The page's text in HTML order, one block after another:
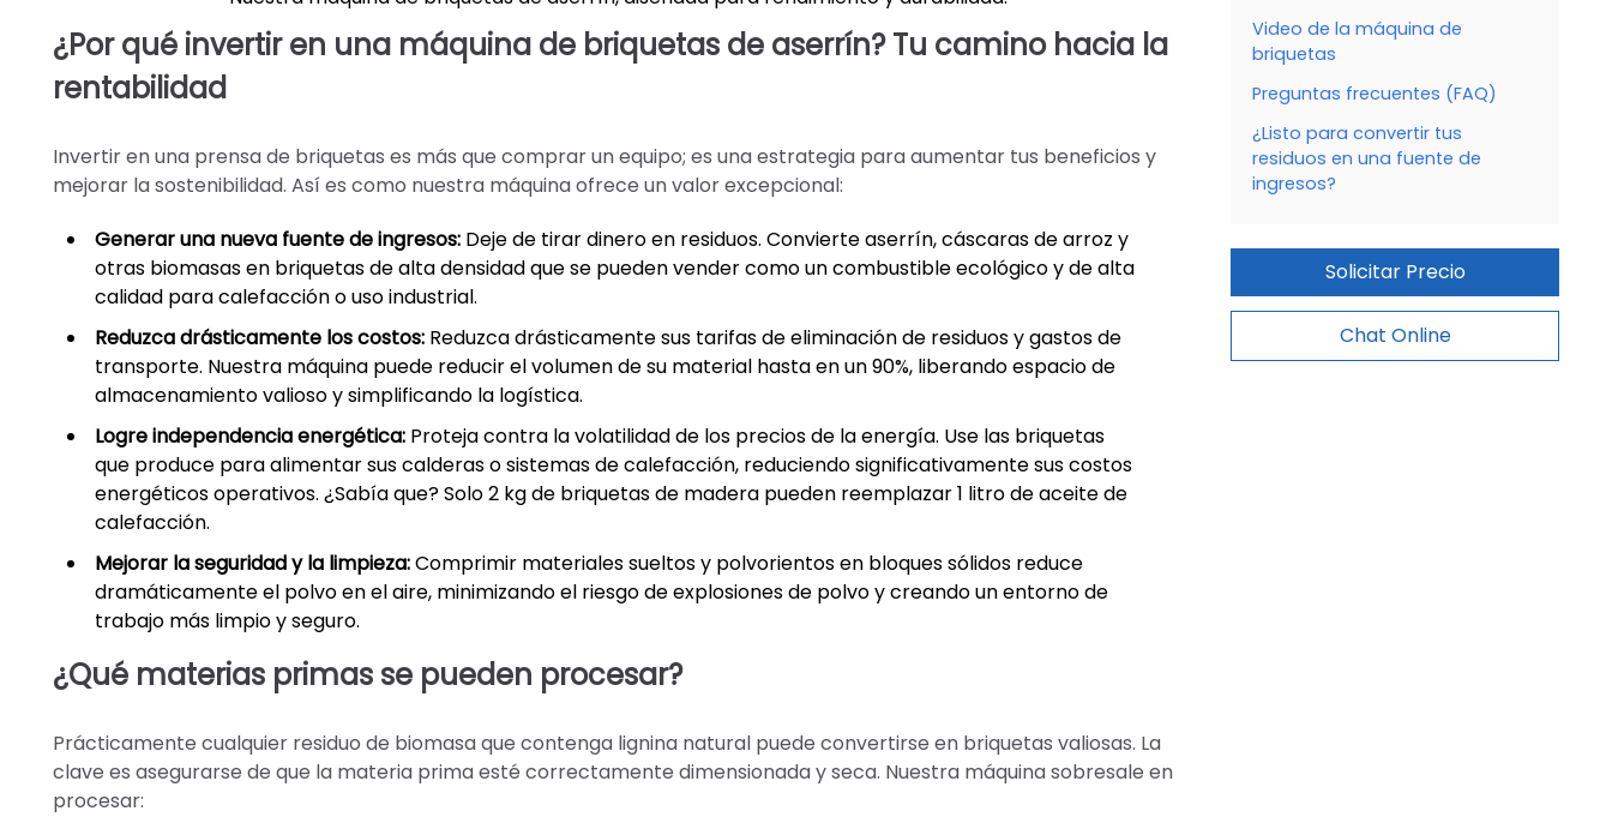
¿Por qué invertir en una máquina de briquetas de aserrín? Tu camino hacia la
rentabilidad
Invertir en una prensa de briquetas es más que comprar un equipo; es una estrategia para aumentar tus beneficios y
mejorar la sostenibilidad. Así es como nuestra máquina ofrece un valor excepcional:
Generar una nueva fuente de ingresos: Deje de tirar dinero en residuos. Convierte aserrín, cáscaras de arroz y
otras biomasas en briquetas de alta densidad que se pueden vender como un combustible ecológico y de alta
calidad para calefacción o uso industrial.
Reduzca drásticamente los costos: Reduzca drásticamente sus tarifas de eliminación de residuos y gastos de
transporte. Nuestra máquina puede reducir el volumen de su material hasta en un 90%, liberando espacio de
almacenamiento valioso y simplificando la logística.
Logre independencia energética: Proteja contra la volatilidad de los precios de la energía. Use las briquetas
que produce para alimentar sus calderas o sistemas de calefacción, reduciendo significativamente sus costos
energéticos operativos. ¿Sabía que? Solo 2 kg de briquetas de madera pueden reemplazar 1 litro de aceite de
calefacción.
Mejorar la seguridad y la limpieza:Comprimir materiales sueltos y polvorientos en bloques sólidos reduce
dramáticamente el polvo en el aire, minimizando el riesgo de explosiones de polvo y creando un entorno de
trabajo más limpio y seguro.
¿Qué materias primas se pueden procesar?
Prácticamente cualquier residuo de biomasa que contenga lignina natural puede convertirse en briquetas valiosas. La
clave es asegurarse de que la materia prima esté correctamente dimensionada y seca. Nuestra máquina sobresale en
procesar:
Video de la máquina de
briquetas
Preguntas frecuentes (FAQ)
¿Listo para convertir tus
residuos en una fuente de
ingresos?
Solicitar Precio
Chat Online